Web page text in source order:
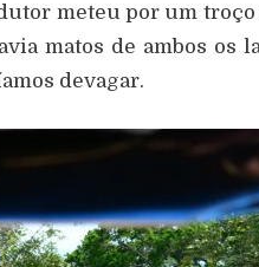
meteu por um
matos de ambos os
devagar.